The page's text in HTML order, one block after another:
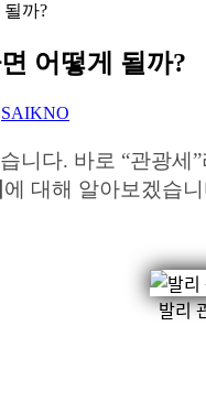
까?
어떻게 될까?
SAIKNO
니다. 바로 “관광
에 대해 알아보겠습
발리